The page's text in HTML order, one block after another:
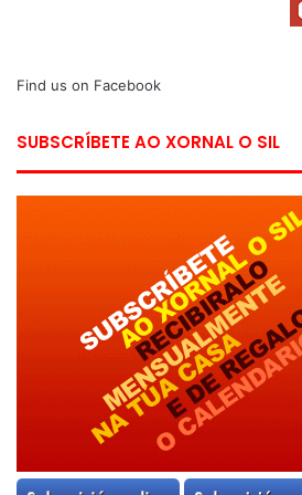
Find us on Facebook
SUBSCRÍBETE AO XORNAL O SIL